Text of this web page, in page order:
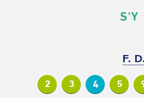
S'Y
F.
2 3 4 5